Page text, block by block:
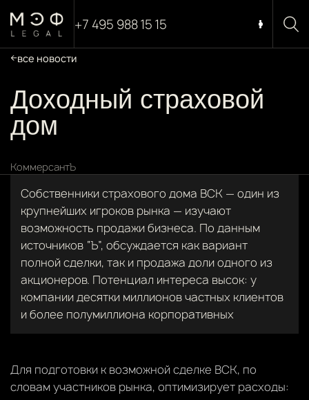
+7 495 988 15 15
все новости
Доходный страховой
дом
КоммерсантЪ
Собственники страхового дома ВСК — один из
крупнейших игроков рынка — изучают
возможность продажи бизнеса. По данным
источников “Ъ”, обсуждается как вариант
полной сделки, так и продажа доли одного из
акционеров. Потенциал интереса высок: у
компании десятки миллионов частных клиентов
и более полумиллиона корпоративных
Для подготовки к возможной сделке ВСК, по
словам участников рынка, оптимизирует расходы: